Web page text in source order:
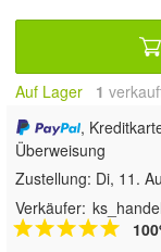
Auf Lager 1
,
Überweisung
Zustellung: Di, 11.
Verkäufer: